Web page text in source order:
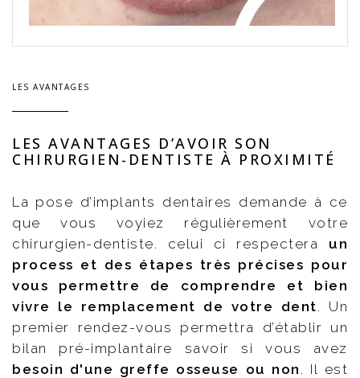
LES AVANTAGES
LES AVANTAGES D’AVOIR SON
CHIRURGIEN-DENTISTE À PROXIMITÉ
La pose d’implants dentaires demande à ce
que vous voyiez régulièrement votre
chirurgien-dentiste. celui ci respectera un
process et des étapes très précises pour
vous permettre de comprendre et bien
vivre le remplacement de votre dent. Un
premier rendez-vous permettra d’établir un
bilan pré-implantaire savoir si vous avez
besoin d'une greffe osseuse ou non . Il est